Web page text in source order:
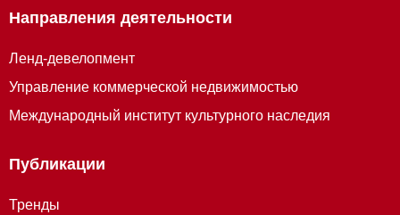
Направления деятельности
Ленд-девелопмент
Управление коммерческой недвижимостью
Международный институт культурного наследия
Публикации
Тренды